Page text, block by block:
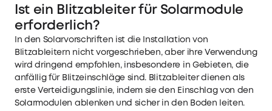
Ist ein Blitzableiter für Solarmodule
erforderlich?
In den Solarvorschriften ist die Installation von
Blitzableitern nicht vorgeschrieben, aber ihre Verwendung
wird dringend empfohlen, insbesondere in Gebieten, die
anfällig für Blitzeinschläge sind. Blitzableiter dienen als
erste Verteidigungslinie, indem sie den Einschlag von den
Solarmodulen ablenken und sicher in den Boden leiten.